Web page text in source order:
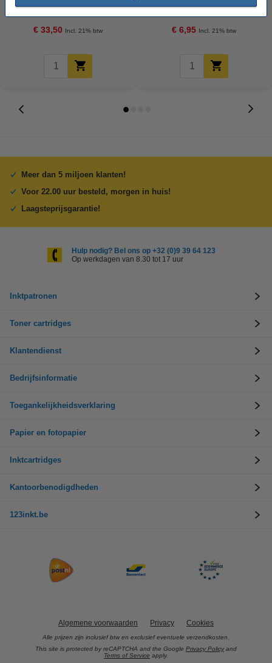
€ 33,50 Incl. 21% btw € 6,95 Incl. 21% btw
Meer dan 5 miljoen klanten!
Voor 22.00 uur besteld, morgen in huis!
Laagsteprijsgarantie!
Hulp nodig? Bel ons op +32 (0)9 39 64 123
Op werkdagen van 8.30 tot 17 uur
Inktpatronen
Toner cartridges
Klantendienst
Bedrijfsinformatie
Toegankelijkheidsverklaring
Papier en fotopapier
Inktcartridges
Kantoorbenodigdheden
123inkt.be
Algemene voorwaarden Privacy Cookies
Alle prijzen zijn inclusief btw en exclusief eventuele verzendkosten.
This site is protected by reCAPTCHA and the Google Privacy Policy and
Terms of Service apply.